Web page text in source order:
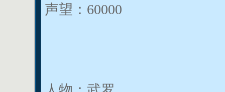
声望：60000